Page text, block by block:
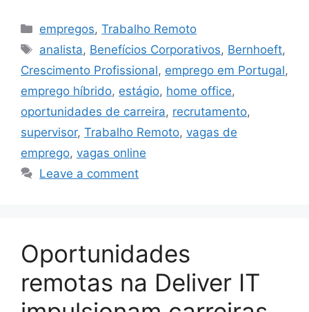
Categories
empregos,Trabalho Remoto
Tags
analista, Benefícios Corporativos, Bernhoeft,
Crescimento Profissional, emprego em Portugal,
emprego híbrido, estágio, home office,
oportunidades de carreira, recrutamento,
supervisor, Trabalho Remoto, vagas de
emprego, vagas online
Leave a comment
Oportunidades
remotas na Deliver IT